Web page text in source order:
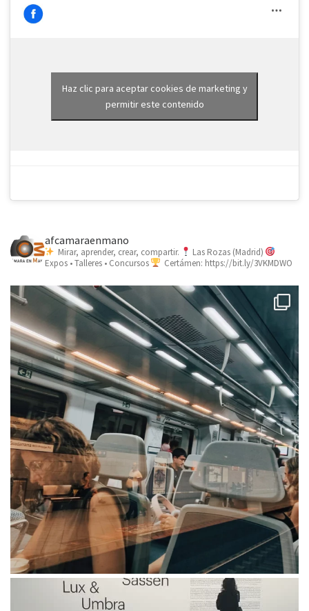
Haz clic para aceptar cookies de marketing y
permitir este contenido
afcamaraenmano
Mirar, aprender, crear, compartir.
Las Rozas (Madrid)
Expos • Talleres • Concursos
Certámen: https://bit.ly/3VKMDWO